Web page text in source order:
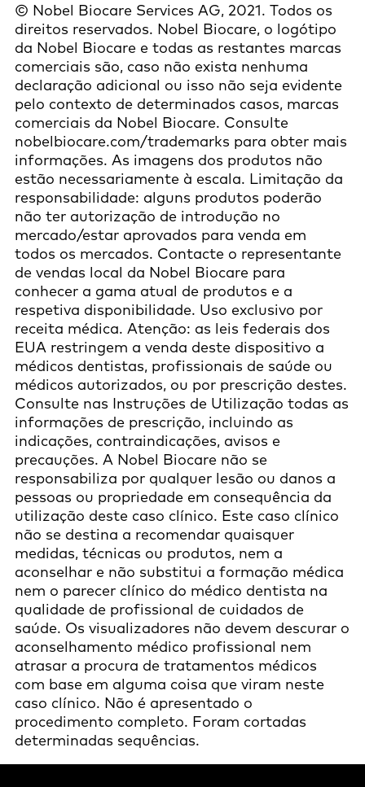
© Nobel Biocare Services AG, 2021. Todos os
direitos reservados. Nobel Biocare, o logótipo
da Nobel Biocare e todas as restantes marcas
comerciais são, caso não exista nenhuma
declaração adicional ou isso não seja evidente
pelo contexto de determinados casos, marcas
comerciais da Nobel Biocare. Consulte
nobelbiocare.com/trademarks para obter mais
informações. As imagens dos produtos não
estão necessariamente à escala. Limitação da
responsabilidade: alguns produtos poderão
não ter autorização de introdução no
mercado/estar aprovados para venda em
todos os mercados. Contacte o representante
de vendas local da Nobel Biocare para
conhecer a gama atual de produtos e a
respetiva disponibilidade. Uso exclusivo por
receita médica. Atenção: as leis federais dos
EUA restringem a venda deste dispositivo a
médicos dentistas, profissionais de saúde ou
médicos autorizados, ou por prescrição destes.
Consulte nas Instruções de Utilização todas as
informações de prescrição, incluindo as
indicações, contraindicações, avisos e
precauções. A Nobel Biocare não se
responsabiliza por qualquer lesão ou danos a
pessoas ou propriedade em consequência da
utilização deste caso clínico. Este caso clínico
não se destina a recomendar quaisquer
medidas, técnicas ou produtos, nem a
aconselhar e não substitui a formação médica
nem o parecer clínico do médico dentista na
qualidade de profissional de cuidados de
saúde. Os visualizadores não devem descurar o
aconselhamento médico profissional nem
atrasar a procura de tratamentos médicos
com base em alguma coisa que viram neste
caso clínico. Não é apresentado o
procedimento completo. Foram cortadas
determinadas sequências.